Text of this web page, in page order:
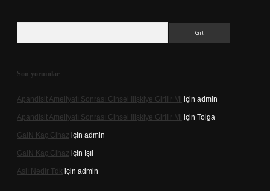
Son yorumlar
Apandisit Ameliyatı Sonrası Cinsel Ilişkiye Girilir Mi için admin
Apandisit Ameliyatı Sonrası Cinsel Ilişkiye Girilir Mi için Tolga
Gai̇N Kaç Cihaz için admin
Gai̇N Kaç Cihaz için Işıl
Aslı Nedir Tdk için admin